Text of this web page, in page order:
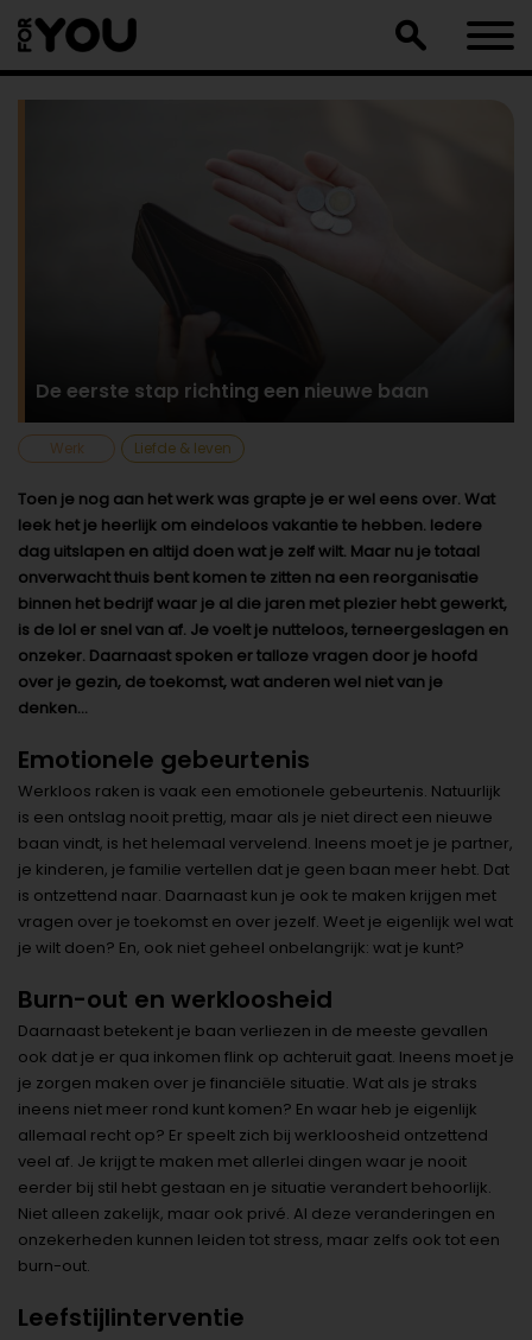
naar
artikel
De eerste stap richting een nieuwe baan
Werk Liefde & leven
Toen je nog aan het werk was grapte je er wel eens over. Wat
leek het je heerlijk om eindeloos vakantie te hebben. Iedere
dag uitslapen en altijd doen wat je zelf wilt. Maar nu je totaal
onverwacht thuis bent komen te zitten na een reorganisatie
binnen het bedrijf waar je al die jaren met plezier hebt gewerkt,
is de lol er snel van af. Je voelt je nutteloos, terneergeslagen en
onzeker. Daarnaast spoken er talloze vragen door je hoofd
over je gezin, de toekomst, wat anderen wel niet van je
denken…
Emotionele gebeurtenis
Werkloos raken is vaak een emotionele gebeurtenis. Natuurlijk
is een ontslag nooit prettig, maar als je niet direct een nieuwe
baan vindt, is het helemaal vervelend. Ineens moet je je partner,
je kinderen, je familie vertellen dat je geen baan meer hebt. Dat
is ontzettend naar. Daarnaast kun je ook te maken krijgen met
vragen over je toekomst en over jezelf. Weet je eigenlijk wel wat
je wilt doen? En, ook niet geheel onbelangrijk: wat je kunt?
Burn-out en werkloosheid
Daarnaast betekent je baan verliezen in de meeste gevallen
ook dat je er qua inkomen flink op achteruit gaat. Ineens moet je
je zorgen maken over je financiële situatie. Wat als je straks
ineens niet meer rond kunt komen? En waar heb je eigenlijk
allemaal recht op? Er speelt zich bij werkloosheid ontzettend
veel af. Je krijgt te maken met allerlei dingen waar je nooit
eerder bij stil hebt gestaan en je situatie verandert behoorlijk.
Niet alleen zakelijk, maar ook privé. Al deze veranderingen en
onzekerheden kunnen leiden tot stress, maar zelfs ook tot een
burn-out.
Leefstijlinterventie